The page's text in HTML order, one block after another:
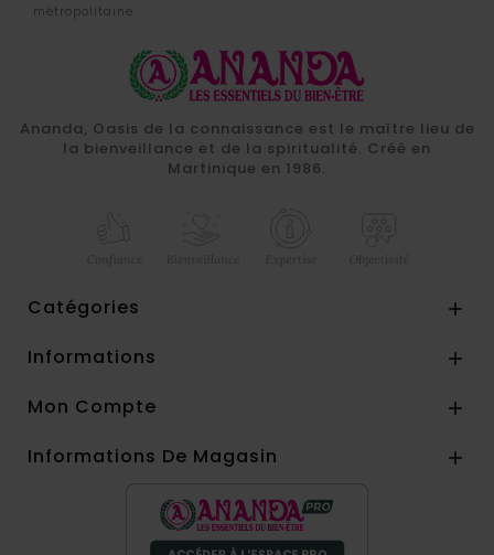
métropolitaine
Ananda, Oasis de la connaissance est le maître lieu de
la bienveillance et de la spiritualité. Créé en
Martinique en 1986.
Catégories 
Informations 
Mon Compte 
Informations De Magasin 